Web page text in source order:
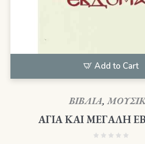
Add to Cart
ΒΙΒΛΙΑ,
ΑΓΙΑ ΚΑΙ ΜΕΓΑΛΗ